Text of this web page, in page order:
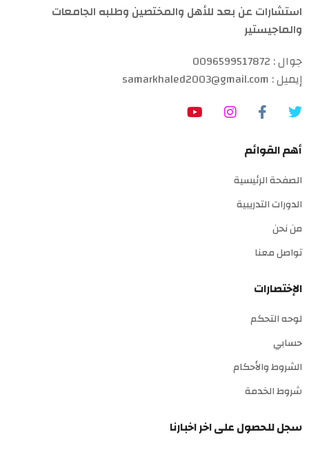
استشارات عن بعد للأهل والمختصين وطلبه الجامعات
والماجيستير
جوال : 0096599517872
إيميل : samarkhaled2003@gmail.com
أهم القوائم
الصفحة الرئيسية
الدورات التدريبية
من نحن
تواصل معنا
الإختصارات
لوحه التحكم
حسابي
الشروط والأحكام
شروط الخدمة
سجل للحصول على اخر اخبارنا